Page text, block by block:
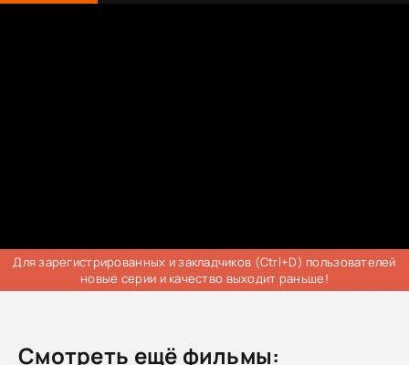
Для зарегистрированных и закладчиков (Ctrl+D) пользователей
новые серии и качество выходит раньше!
Смотреть ещё фильмы: